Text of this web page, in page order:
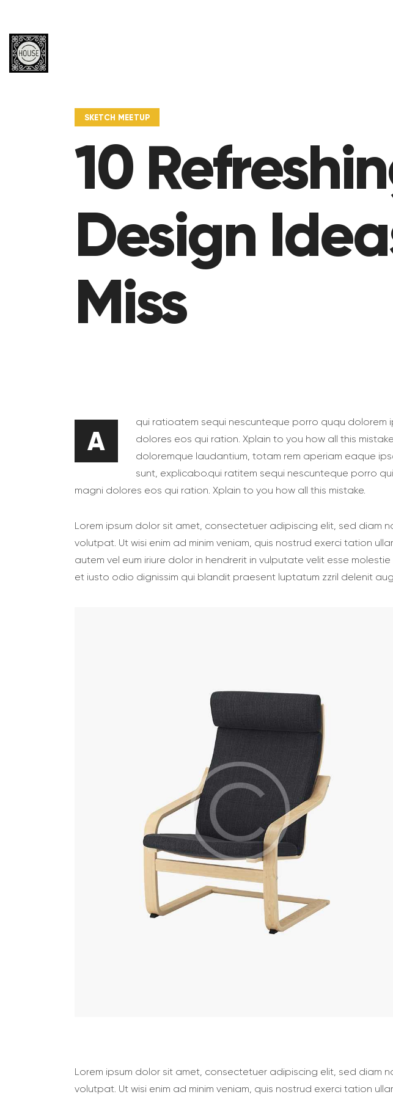
SKETCH MEETUP
10
Design
Miss
A
qui ratioatem sequi nescunteque porro ququ dolorem
dolores eos qui ration. Xplain to you how all this
doloremque laudantium, totam rem aperiam eaque
sunt, explicabo.qui ratitem sequi nescunteque porro
magni dolores eos qui ration. Xplain to you how all this mistake.
Lorem ipsum dolor sit amet, consectetuer adipiscing elit, sed diam
volutpat. Ut wisi enim ad minim veniam, quis nostrud exerci tation
autem vel eum iriure dolor in hendrerit in vulputate velit esse
et iusto odio dignissim qui blandit praesent luptatum zzril delenit
Lorem ipsum dolor sit amet, consectetuer adipiscing elit, sed diam
volutpat. Ut wisi enim ad minim veniam, quis nostrud exerci tation